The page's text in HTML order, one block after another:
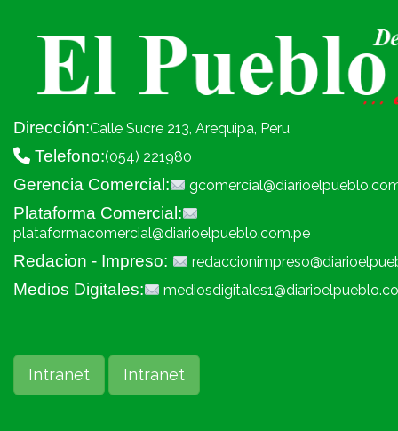
Dirección:Calle Sucre 213, Arequipa, Peru
Telefono:(054) 221980
Gerencia Comercial:
Plataforma Comercial:
plataformacomercial@diarioelpueblo.com.pe
Redacion - Impreso:
Medios Digitales:
Intranet Intranet